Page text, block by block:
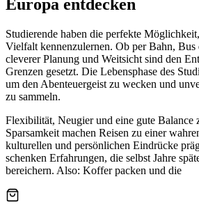
Europa entdecken
Studierende haben die perfekte
Vielfalt kennenzulernen. Ob per Bahn,
cleverer Planung und Weitsicht sind den
Grenzen gesetzt. Die Lebensphase des
um den Abenteuergeist zu wecken und
zu sammeln.
Flexibilität, Neugier und eine gute Balance
Sparsamkeit machen Reisen zu einer
kulturellen und persönlichen Eindrücke
schenken Erfahrungen, die selbst Jahre
bereichern. Also: Koffer packen und die